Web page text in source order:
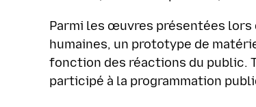
Parmi les œuvres présentées
humaines, un prototype de
fonction des réactions du public.
participé à la programmation